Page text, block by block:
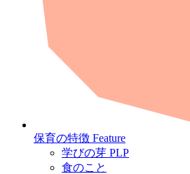
保育の特徴 Feature
学びの芽 PLP
食のこと